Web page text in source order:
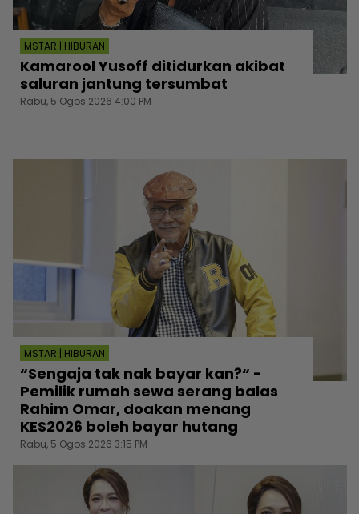
MSTAR | HIBURAN
Kamarool Yusoff ditidurkan akibat
saluran jantung tersumbat
Rabu, 5 Ogos 2026 4:00 PM
MSTAR | HIBURAN
“Sengaja tak nak bayar kan?“ -
Pemilik rumah sewa serang balas
Rahim Omar, doakan menang
KES2026 boleh bayar hutang
Rabu, 5 Ogos 2026 3:15 PM